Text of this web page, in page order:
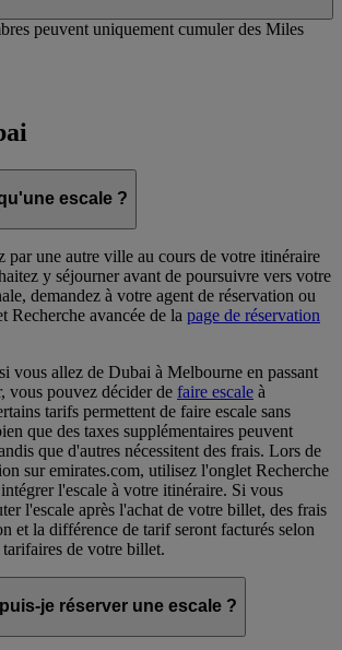
peuvent uniquement cumuler des Miles
escale ?
par une autre ville au cours de votre itinéraire
y séjourner avant de poursuivre vers votre
demandez à votre agent de réservation ou
Recherche avancée de la page de réservation
vous allez de Dubai à Melbourne en passant
vous pouvez décider de faire escale à
tarifs permettent de faire escale sans
que des taxes supplémentaires peuvent
que d'autres nécessitent des frais. Lors de
sur emirates.com, utilisez l'onglet Recherche
l'escale à votre itinéraire. Si vous
l'escale après l'achat de votre billet, des frais
et la différence de tarif seront facturés selon
de votre billet.
je réserver une escale ?